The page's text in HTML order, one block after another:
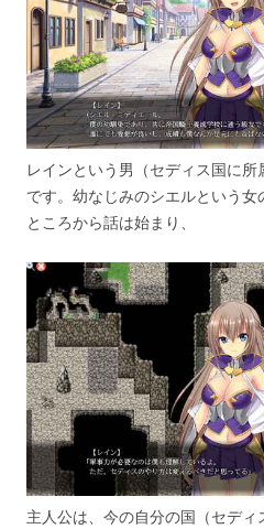
レインという男（セディス国に
です。幼なじみのシエルという女
ところから話は始まり、
主人公は、今の自分の国（セデ